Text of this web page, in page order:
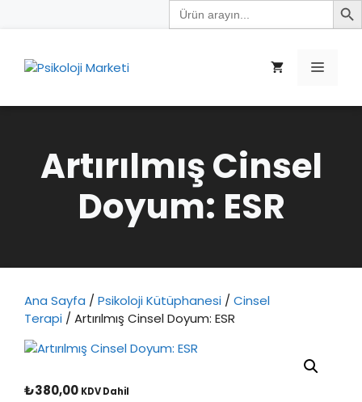
Search
for:
Menü
Artırılmış Cinsel
Doyum: ESR
Ana Sayfa / Psikoloji Kütüphanesi / Cinsel
Terapi / Artırılmış Cinsel Doyum: ESR
₺380,00 KDV Dahil